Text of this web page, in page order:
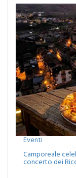
Eventi
Camporeale
concerto dei